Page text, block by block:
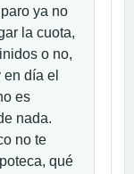
ya no
la cuota,
o no,
día el
es
nada.
no te
qué